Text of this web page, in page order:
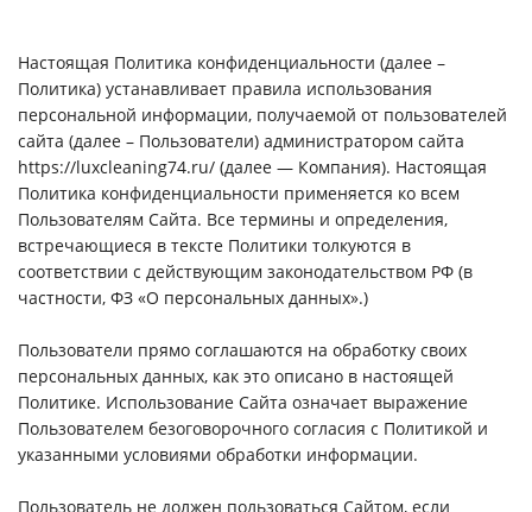
Настоящая Политика конфиденциальности (далее –
Политика) устанавливает правила использования
персональной информации, получаемой от пользователей
сайта (далее – Пользователи) администратором сайта
https://luxcleaning74.ru/ (далее — Компания). Настоящая
Политика конфиденциальности применяется ко всем
Пользователям Сайта. Все термины и определения,
встречающиеся в тексте Политики толкуются в
соответствии с действующим законодательством РФ (в
частности, ФЗ «О персональных данных».)
Пользователи прямо соглашаются на обработку своих
персональных данных, как это описано в настоящей
Политике. Использование Сайта означает выражение
Пользователем безоговорочного согласия с Политикой и
указанными условиями обработки информации.
Пользователь не должен пользоваться Сайтом, если